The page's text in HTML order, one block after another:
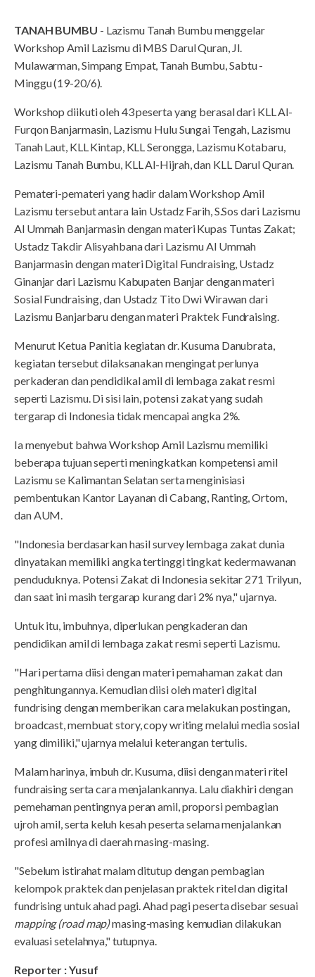
TANAH BUMBU - Lazismu Tanah Bumbu menggelar
Workshop Amil Lazismu di MBS Darul Quran, Jl.
Mulawarman, Simpang Empat, Tanah Bumbu, Sabtu -
Minggu (19-20/6).
Workshop diikuti oleh 43 peserta yang berasal dari KLL Al-
Furqon Banjarmasin, Lazismu Hulu Sungai Tengah, Lazismu
Tanah Laut, KLL Kintap, KLL Serongga, Lazismu Kotabaru,
Lazismu Tanah Bumbu, KLL Al-Hijrah, dan KLL Darul Quran.
Pemateri-pemateri yang hadir dalam Workshop Amil
Lazismu tersebut antara lain Ustadz Farih, S.Sos dari Lazismu
Al Ummah Banjarmasin dengan materi Kupas Tuntas Zakat;
Ustadz Takdir Alisyahbana dari Lazismu Al Ummah
Banjarmasin dengan materi Digital Fundraising, Ustadz
Ginanjar dari Lazismu Kabupaten Banjar dengan materi
Sosial Fundraising, dan Ustadz Tito Dwi Wirawan dari
Lazismu Banjarbaru dengan materi Praktek Fundraising.
Menurut Ketua Panitia kegiatan dr. Kusuma Danubrata,
kegiatan tersebut dilaksanakan mengingat perlunya
perkaderan dan pendidikal amil di lembaga zakat resmi
seperti Lazismu. Di sisi lain, potensi zakat yang sudah
tergarap di Indonesia tidak mencapai angka 2%.
Ia menyebut bahwa Workshop Amil Lazismu memiliki
beberapa tujuan seperti meningkatkan kompetensi amil
Lazismu se Kalimantan Selatan serta menginisiasi
pembentukan Kantor Layanan di Cabang, Ranting, Ortom,
dan AUM.
"Indonesia berdasarkan hasil survey lembaga zakat dunia
dinyatakan memiliki angka tertinggi tingkat kedermawanan
penduduknya. Potensi Zakat di Indonesia sekitar 271 Trilyun,
dan saat ini masih tergarap kurang dari 2% nya," ujarnya.
Untuk itu, imbuhnya, diperlukan pengkaderan dan
pendidikan amil di lembaga zakat resmi seperti Lazismu.
"Hari pertama diisi dengan materi pemahaman zakat dan
penghitungannya. Kemudian diisi oleh materi digital
fundrising dengan memberikan cara melakukan postingan,
broadcast, membuat story, copy writing melalui media sosial
yang dimiliki," ujarnya melalui keterangan tertulis.
Malam harinya, imbuh dr. Kusuma, diisi dengan materi ritel
fundraising serta cara menjalankannya. Lalu diakhiri dengan
pemehaman pentingnya peran amil, proporsi pembagian
ujroh amil, serta keluh kesah peserta selama menjalankan
profesi amilnya di daerah masing-masing.
"Sebelum istirahat malam ditutup dengan pembagian
kelompok praktek dan penjelasan praktek ritel dan digital
fundrising untuk ahad pagi. Ahad pagi peserta disebar sesuai
mapping (road map)masing-masing kemudian dilakukan
evaluasi setelahnya," tutupnya.
Reporter : Yusuf